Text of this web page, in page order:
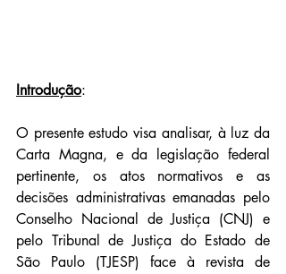
Introdução:
O presente estudo visa analisar, à luz da
Carta Magna, e da legislação federal
pertinente, os atos normativos e as
decisões administrativas emanadas pelo
Conselho Nacional de Justiça (CNJ) e
pelo Tribunal de Justiça do Estado de
São Paulo (TJESP) face à revista de